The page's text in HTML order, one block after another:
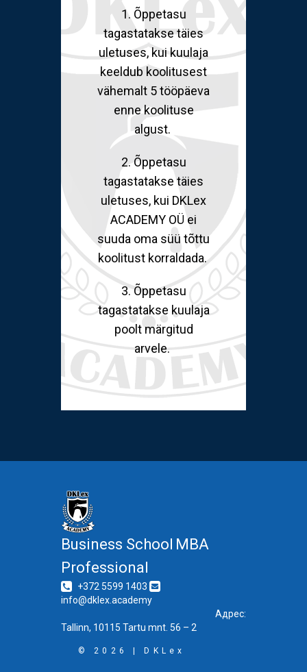
1. Õppetasu
tagastatakse täies
uletuses, kui kuulaja
keeldub koolitusest
vähemalt 5 tööpäeva
enne koolituse
algust.
2. Õppetasu
tagastatakse täies
uletuses, kui DKLex
ACADEMY OÜ ei
suuda oma süü tõttu
koolitust korraldada.
3. Õppetasu
tagastatakse kuulaja
poolt märgitud
arvele.
Business School MBA
Professional
+372 5599 1403
info@dklex.academy
Адрес:
Tallinn, 10115 Tartu mnt. 56 – 2
©2026 | DKLex